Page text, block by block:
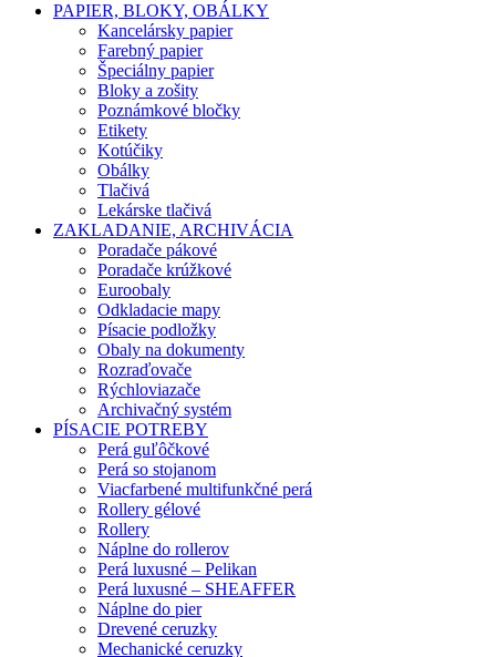
PAPIER, BLOKY, OBÁLKY
Kancelársky papier
Farebný papier
Špeciálny papier
Bloky a zošity
Poznámkové bločky
Etikety
Kotúčiky
Obálky
Tlačivá
Lekárske tlačivá
ZAKLADANIE, ARCHIVÁCIA
Poradače pákové
Poradače krúžkové
Euroobaly
Odkladacie mapy
Písacie podložky
Obaly na dokumenty
Rozraďovače
Rýchloviazače
Archivačný systém
PÍSACIE POTREBY
Perá guľôčkové
Perá so stojanom
Viacfarbené multifunkčné perá
Rollery gélové
Rollery
Náplne do rollerov
Perá luxusné – Pelikan
Perá luxusné – SHEAFFER
Náplne do pier
Drevené ceruzky
Mechanické ceruzky